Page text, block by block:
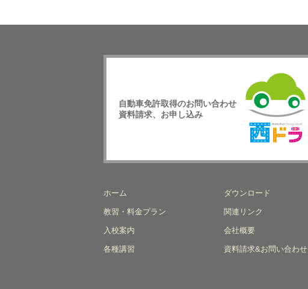
自動車免許取得のお問い合わせ
資料請求、お申し込み
校
ホーム
教習・料金プラン
入校案内
各種講習
ダウンロード
関連リンク
会社概要
資料請求&お問い合わせ